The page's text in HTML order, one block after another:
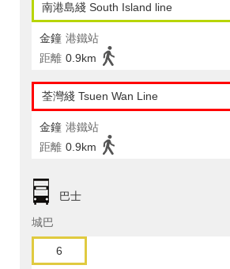
南港島綫 South Island line
金鐘 港鐵站
距離 0.9km
荃灣綫 Tsuen Wan Line
金鐘 港鐵站
距離 0.9km
巴士
城巴
6